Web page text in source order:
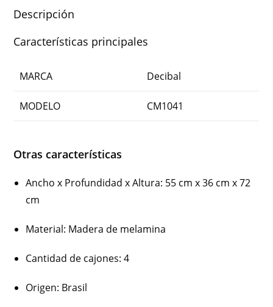
Descripción
Características principales
MARCA Decibal
MODELO CM1041
Otras características
Ancho x Profundidad x Altura: 55 cm x 36 cm x 72
cm
Material: Madera de melamina
Cantidad de cajones: 4
Origen: Brasil